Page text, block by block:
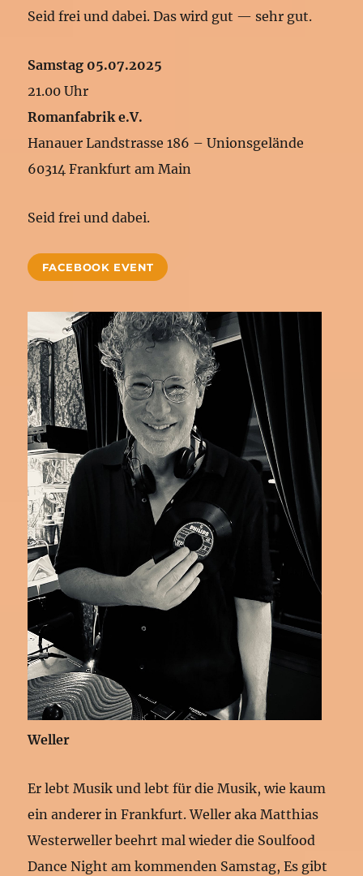
Seid frei und dabei. Das wird gut — sehr gut.
Samstag 05.07.2025
21.00 Uhr
Romanfabrik e.V.
Hanauer Landstrasse 186 – Unionsgelände
60314 Frankfurt am Main
Seid frei und dabei.
FACEBOOK EVENT
Weller
Er lebt Musik und lebt für die Musik, wie kaum
ein anderer in Frankfurt. Weller aka Matthias
Westerweller beehrt mal wieder die Soulfood
Dance Night am kommenden Samstag, Es gibt